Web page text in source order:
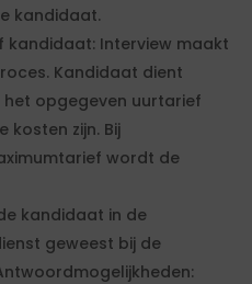
kandidaat.
kandidaat: Interview maakt
Kandidaat dient
opgegeven uurtarief
kosten zijn. Bij
wordt de
kandidaat in de
geweest bij de